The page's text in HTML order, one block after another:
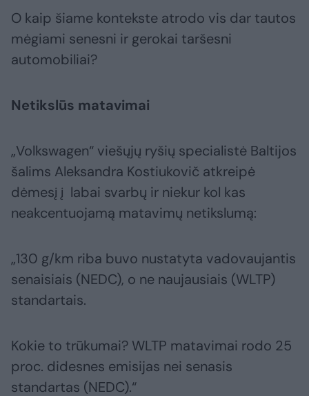
O kaip šiame kontekste atrodo vis dar tautos
mėgiami senesni ir gerokai taršesni
automobiliai?
Netikslūs matavimai
„Volkswagen“ viešųjų ryšių specialistė Baltijos
šalims Aleksandra Kostiukovič atkreipė
dėmesį į labai svarbų ir niekur kol kas
neakcentuojamą matavimų netikslumą:
„130 g/km riba buvo nustatyta vadovaujantis
senaisiais (NEDC), o ne naujausiais (WLTP)
standartais.
Kokie to trūkumai? WLTP matavimai rodo 25
proc. didesnes emisijas nei senasis
standartas (NEDC).“